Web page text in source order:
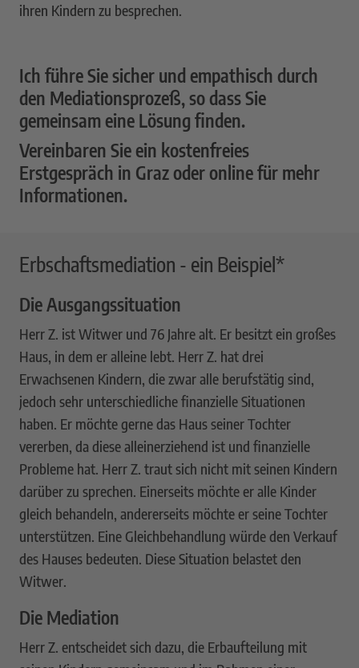
ihren Kindern zu besprechen.
Ich führe Sie sicher und empathisch durch
den Mediationsprozeß, so dass Sie
gemeinsam eine Lösung finden.
Vereinbaren Sie ein kostenfreies
Erstgespräch in Graz oder online für mehr
Informationen.
Erbschaftsmediation - ein Beispiel*
Die Ausgangssituation
Herr Z. ist Witwer und 76 Jahre alt. Er besitzt ein großes
Haus, in dem er alleine lebt. Herr Z. hat drei
Erwachsenen Kindern, die zwar alle berufstätig sind,
jedoch sehr unterschiedliche finanzielle Situationen
haben. Er möchte gerne das Haus seiner Tochter
vererben, da diese alleinerziehend ist und finanzielle
Probleme hat. Herr Z. traut sich nicht mit seinen Kindern
darüber zu sprechen. Einerseits möchte er alle Kinder
gleich behandeln, andererseits möchte er seine Tochter
unterstützen. Eine Gleichbehandlung würde den Verkauf
des Hauses bedeuten. Diese Situation belastet den
Witwer.
Die Mediation
Herr Z. entscheidet sich dazu, die Erbaufteilung mit